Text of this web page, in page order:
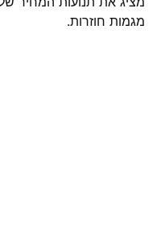
מגמות חוזרות.